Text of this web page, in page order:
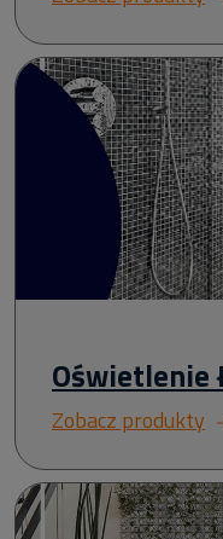
Oświetlenie
Zobacz produkty